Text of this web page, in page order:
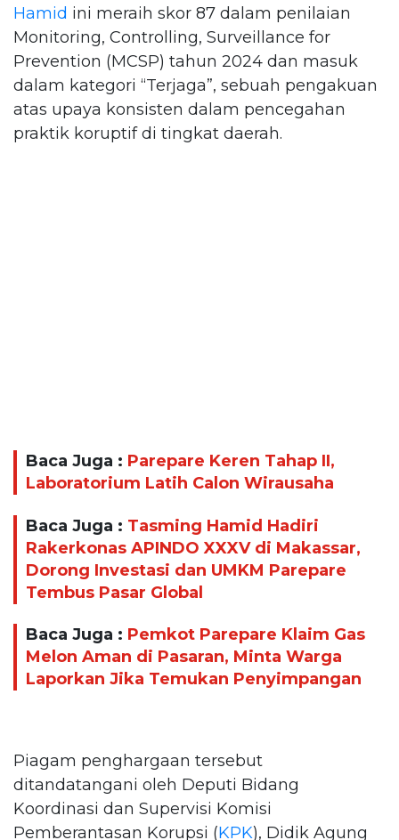
Hamid ini meraih skor 87 dalam penilaian
Monitoring, Controlling, Surveillance for
Prevention (MCSP) tahun 2024 dan masuk
dalam kategori “Terjaga”, sebuah pengakuan
atas upaya konsisten dalam pencegahan
praktik koruptif di tingkat daerah.
Baca Juga : Parepare Keren Tahap II,
Laboratorium Latih Calon Wirausaha
Baca Juga : Tasming Hamid Hadiri
Rakerkonas APINDO XXXV di Makassar,
Dorong Investasi dan UMKM Parepare
Tembus Pasar Global
Baca Juga : Pemkot Parepare Klaim Gas
Melon Aman di Pasaran, Minta Warga
Laporkan Jika Temukan Penyimpangan
Piagam penghargaan tersebut
ditandatangani oleh Deputi Bidang
Koordinasi dan Supervisi Komisi
Pemberantasan Korupsi (KPK), Didik Agung